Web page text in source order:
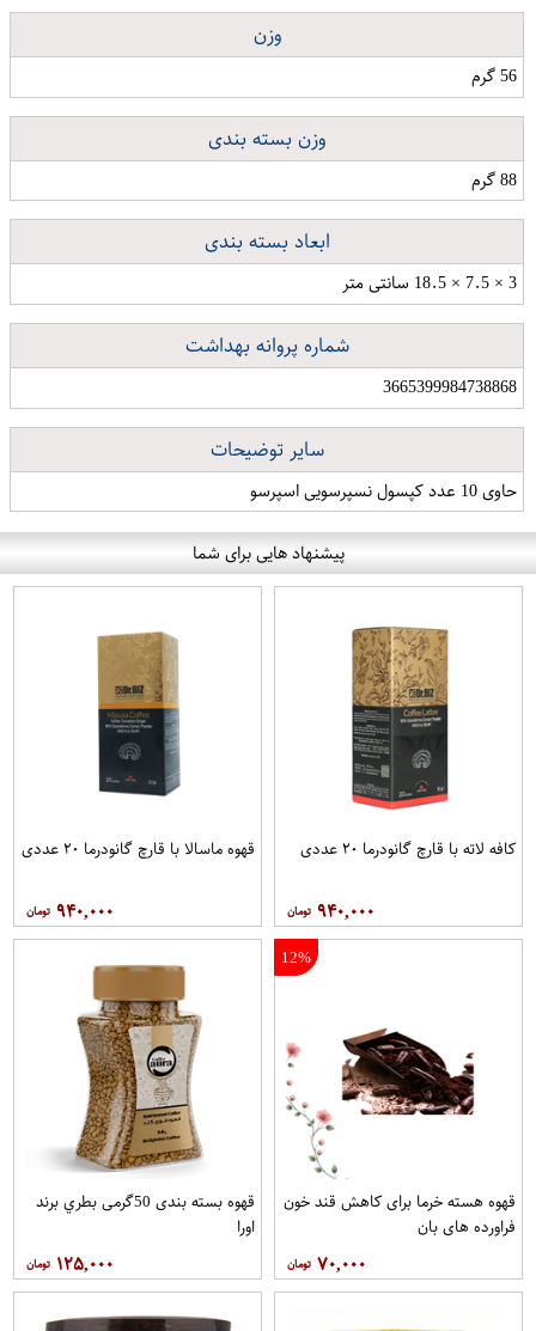
وزن
56 گرم
وزن بسته بندی
88 گرم
ابعاد بسته بندی
3 × 7.5 × 18.5 سانتی متر
شماره پروانه بهداشت
3665399984738868
سایر توضیحات
حاوی 10 عدد کپسول نسپرسویی اسپرسو
پیشنهاد هایی برای شما
کافه لاته با قارچ گانودرما ۲۰ عددی
۹۴۰,۰۰۰
قهوه ماسالا با قارچ گانودرما ۲۰ عددی
۹۴۰,۰۰۰
12%
قهوه هسته خرما برای کاهش قند خون
فراورده های بان
۷۰,۰۰۰
قهوه بسته بندی 50گرمی بطري برند
اورا
۱۲۵,۰۰۰